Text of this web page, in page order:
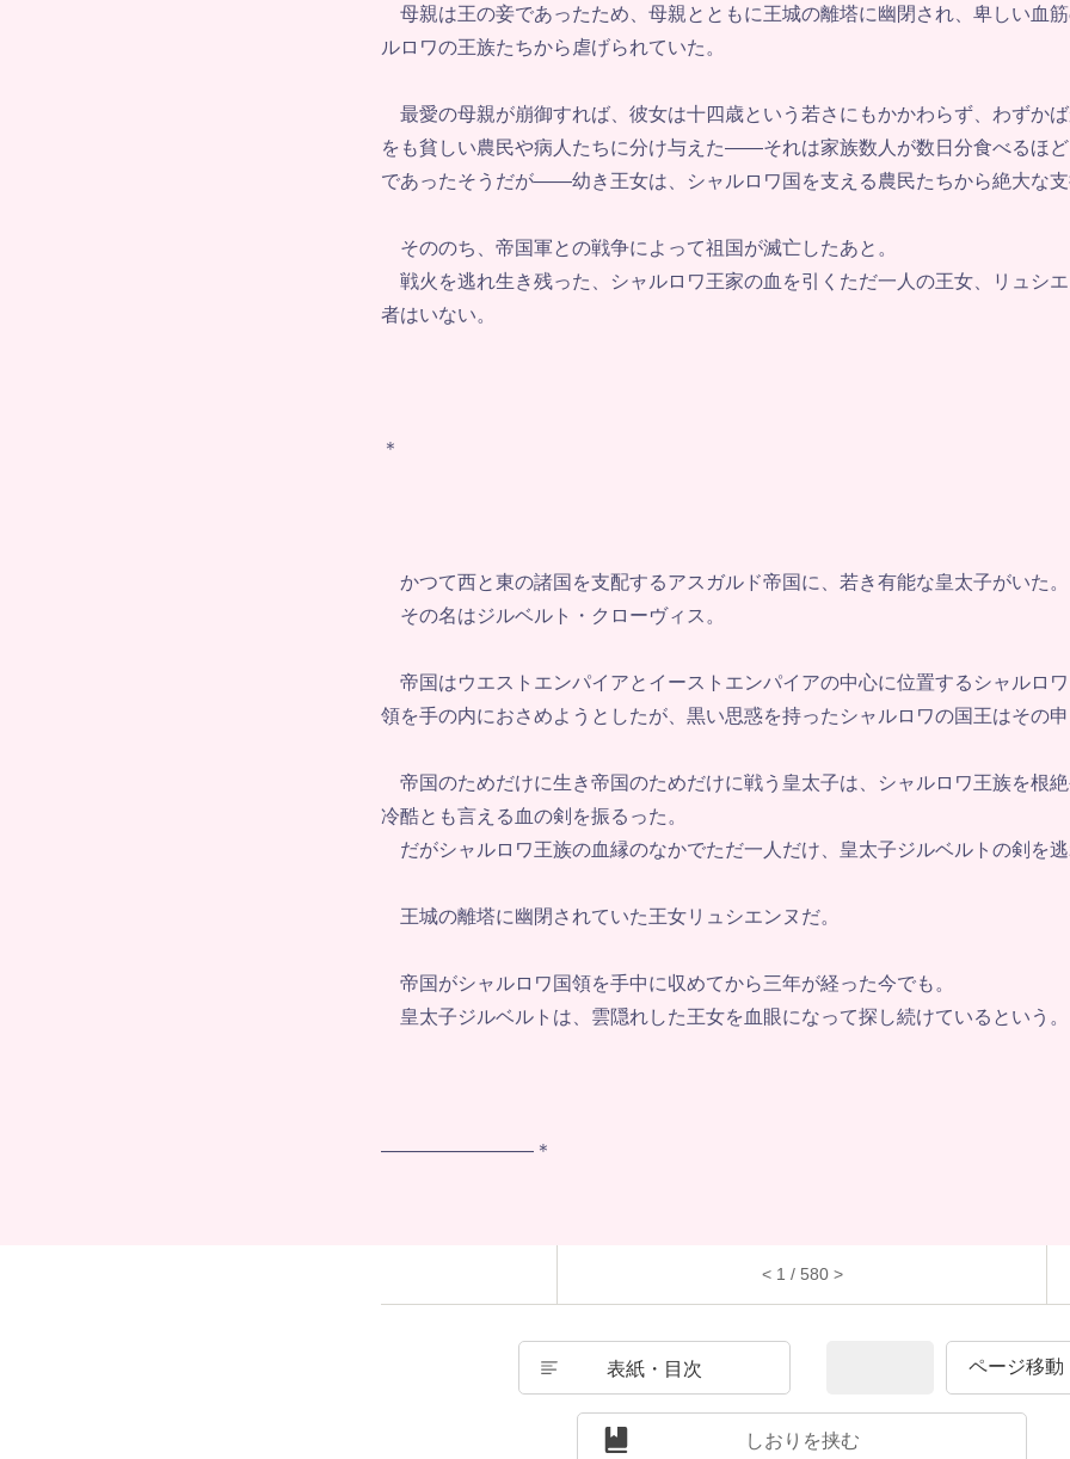
母親は王の妾であったため、母親とともに王城の離塔に幽閉され、卑しい血
ルロワの王族たちから虐げられていた。
最愛の母親が崩御すれば、彼女は十四歳という若さにもかかわらず、わずか
をも貧しい農民や病人たちに分け与えた——それは家族数人が数日分食べるほ
であったそうだが——幼き王女は、シャルロワ国を支える農民たちから絶大な
そののち、帝国軍との戦争によって祖国が滅亡したあと。
戦火を逃れ生き残った、シャルロワ王家の血を引くただ一人の王女、リュシ
者はいない。
＊
かつて西と東の諸国を支配するアスガルド帝国に、若き有能な皇太子がいた。
その名はジルベルト・クローヴィス。
帝国はウエストエンパイアとイーストエンパイアの中心に位置するシャルロ
領を手の内におさめようとしたが、黒い思惑を持ったシャルロワの国王はその
帝国のためだけに生き帝国のためだけに戦う皇太子は、シャルロワ王族を根
冷酷とも言える血の剣を振るった。
だがシャルロワ王族の血縁のなかでただ一人だけ、皇太子ジルベルトの剣を
王城の離塔に幽閉されていた王女リュシエンヌだ。
帝国がシャルロワ国領を手中に収めてから三年が経った今でも。
皇太子ジルベルトは、雲隠れした王女を血眼になって探し続けているという。
————————＊
< 1 / 580 >
表紙・目次
しおりを挟む